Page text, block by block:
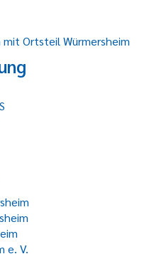
mit Ortsteil Würmersheim
e. V.